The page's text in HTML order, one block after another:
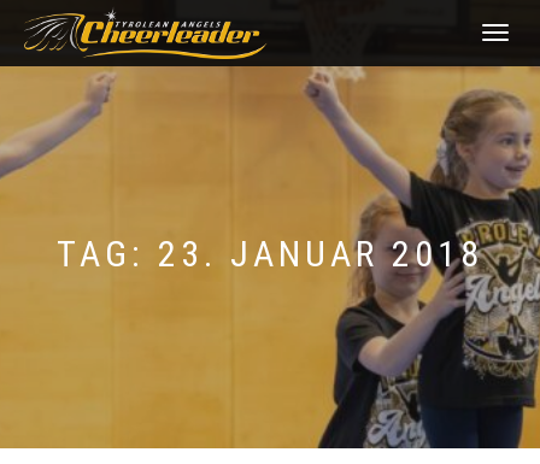
TAG: 23. JANUAR 2018